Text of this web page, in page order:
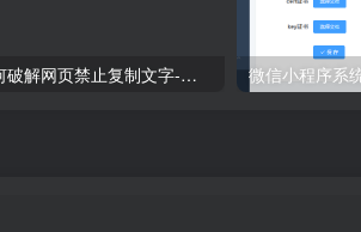
如何破解网页禁止复制文字-分享自己常用的方法